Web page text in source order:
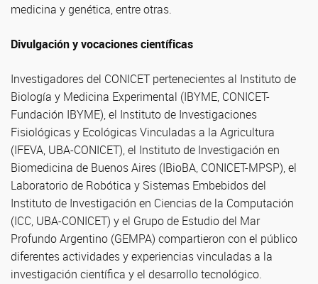
medicina y genética, entre otras.
Divulgación y vocaciones científicas
Investigadores del CONICET pertenecientes al Instituto de
Biología y Medicina Experimental (IBYME, CONICET-
Fundación IBYME), el Instituto de Investigaciones
Fisiológicas y Ecológicas Vinculadas a la Agricultura
(IFEVA, UBA-CONICET), el Instituto de Investigación en
Biomedicina de Buenos Aires (IBioBA, CONICET-MPSP), el
Laboratorio de Robótica y Sistemas Embebidos del
Instituto de Investigación en Ciencias de la Computación
(ICC, UBA-CONICET) y el Grupo de Estudio del Mar
Profundo Argentino (GEMPA) compartieron con el público
diferentes actividades y experiencias vinculadas a la
investigación científica y el desarrollo tecnológico.